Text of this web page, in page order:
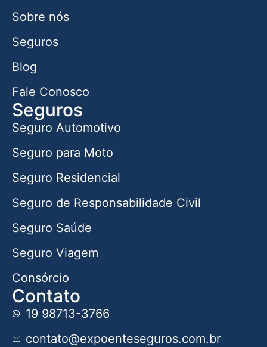
Sobre nós
Seguros
Blog
Fale Conosco
Seguros
Seguro Automotivo
Seguro para Moto
Seguro Residencial
Seguro de Responsabilidade Civil
Seguro Saúde
Seguro Viagem
Consórcio
Contato
19 98713-3766
contato@expoenteseguros.com.br